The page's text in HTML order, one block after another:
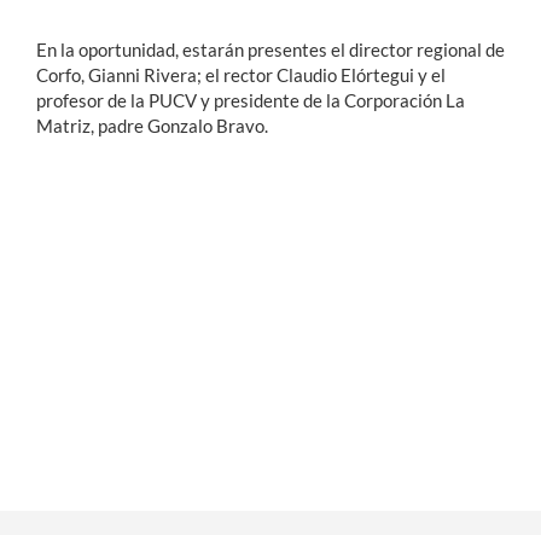
En la oportunidad, estarán presentes el director regional de
Corfo, Gianni Rivera; el rector Claudio Elórtegui y el
profesor de la PUCV y presidente de la Corporación La
Matriz, padre Gonzalo Bravo.